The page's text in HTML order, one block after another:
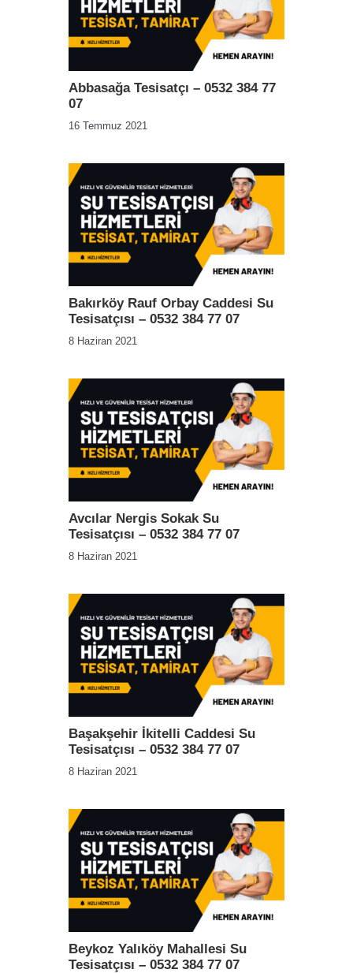
Abbasağa Tesisatçı – 0532 384 77
07
16 Temmuz 2021
Bakırköy Rauf Orbay Caddesi Su
Tesisatçısı – 0532 384 77 07
8 Haziran 2021
Avcılar Nergis Sokak Su
Tesisatçısı – 0532 384 77 07
8 Haziran 2021
Başakşehir İkitelli Caddesi Su
Tesisatçısı – 0532 384 77 07
8 Haziran 2021
Beykoz Yalıköy Mahallesi Su
Tesisatçısı – 0532 384 77 07